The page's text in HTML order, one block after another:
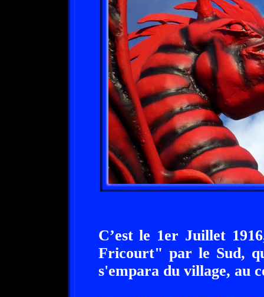
C’est le 1er Juillet
Fricourt" par le Sud,
s'empara du village, au